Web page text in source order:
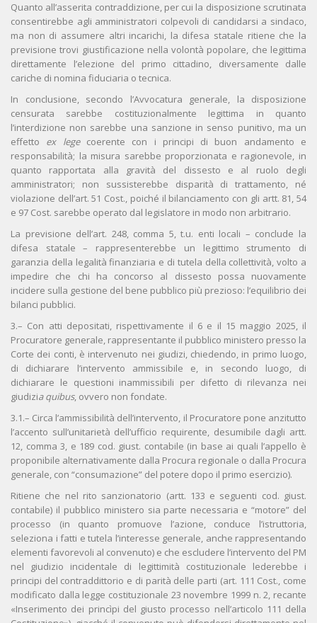
Quanto all’asserita contraddizione, per cui la disposizione scrutinata
consentirebbe agli amministratori colpevoli di candidarsi a sindaco,
ma non di assumere altri incarichi, la difesa statale ritiene che la
previsione trovi giustificazione nella volontà popolare, che legittima
direttamente l’elezione del primo cittadino, diversamente dalle
cariche di nomina fiduciaria o tecnica.
In conclusione, secondo l’Avvocatura generale, la disposizione
censurata sarebbe costituzionalmente legittima in quanto
l’interdizione non sarebbe una sanzione in senso punitivo, ma un
effetto ex lege coerente con i principi di buon andamento e
responsabilità; la misura sarebbe proporzionata e ragionevole, in
quanto rapportata alla gravità del dissesto e al ruolo degli
amministratori; non sussisterebbe disparità di trattamento, né
violazione dell’art. 51 Cost., poiché il bilanciamento con gli artt. 81, 54
e 97 Cost. sarebbe operato dal legislatore in modo non arbitrario.
La previsione dell’art. 248, comma 5, t.u. enti locali – conclude la
difesa statale – rappresenterebbe un legittimo strumento di
garanzia della legalità finanziaria e di tutela della collettività, volto a
impedire che chi ha concorso al dissesto possa nuovamente
incidere sulla gestione del bene pubblico più prezioso: l’equilibrio dei
bilanci pubblici.
3.– Con atti depositati, rispettivamente il 6 e il 15 maggio 2025, il
Procuratore generale, rappresentante il pubblico ministero presso la
Corte dei conti, è intervenuto nei giudizi, chiedendo, in primo luogo,
di dichiarare l’intervento ammissibile e, in secondo luogo, di
dichiarare le questioni inammissibili per difetto di rilevanza nei
giudizia quibus, ovvero non fondate.
3.1.– Circa l’ammissibilità dell’intervento, il Procuratore pone anzitutto
l’accento sull’unitarietà dell’ufficio requirente, desumibile dagli artt.
12, comma 3, e 189 cod. giust. contabile (in base ai quali l’appello è
proponibile alternativamente dalla Procura regionale o dalla Procura
generale, con “consumazione” del potere dopo il primo esercizio).
Ritiene che nel rito sanzionatorio (artt. 133 e seguenti cod. giust.
contabile) il pubblico ministero sia parte necessaria e “motore” del
processo (in quanto promuove l’azione, conduce l’istruttoria,
seleziona i fatti e tutela l’interesse generale, anche rappresentando
elementi favorevoli al convenuto) e che escludere l’intervento del PM
nel giudizio incidentale di legittimità costituzionale lederebbe i
principi del contraddittorio e di parità delle parti (art. 111 Cost., come
modificato dalla legge costituzionale 23 novembre 1999 n. 2, recante
«Inserimento dei princìpi del giusto processo nell’articolo 111 della